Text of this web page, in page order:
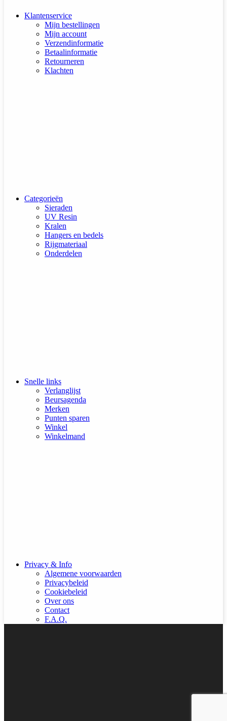
Klantenservice
Mijn bestellingen
Mijn account
Verzendinformatie
Betaalinformatie
Retourneren
Klachten
Categorieën
Sieraden
UV Resin
Kralen
Hangers en bedels
Rijgmateriaal
Onderdelen
Snelle links
Verlanglijst
Beursagenda
Merken
Punten sparen
Winkel
Winkelmand
Privacy & Info
Algemene voorwaarden
Privacybeleid
Cookiebeleid
Over ons
Contact
F.A.Q.